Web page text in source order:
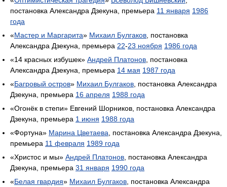
постановка Александра Дзекуна, премьера 11 января 1986
года
«Мастер и Маргарита» Михаил Булгаков , постановка
Александра Дзекуна, премьера 22-23 ноября 1986 года
«14 красных избушек» Андрей Платонов , постановка
Александра Дзекуна, премьера 14 мая 1987 года
«Багровый остров» Михаил Булгаков , постановка Александра
Дзекуна, премьера 16 апреля 1988 года
«Огонёк в степи» Евгений Шорников, постановка Александра
Дзекуна, премьера 1 июня 1988 года
«Фортуна» Марина Цветаева , постановка Александра Дзекуна,
премьера 11 февраля 1989 года
«Христос и мы» Андрей Платонов , постановка Александра
Дзекуна, премьера 31 января 1990 года
«Белая гвардия» Михаил Булгаков , постановка Александра